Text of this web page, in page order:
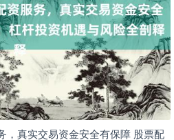
，真实交易资金安全有保障 股票配